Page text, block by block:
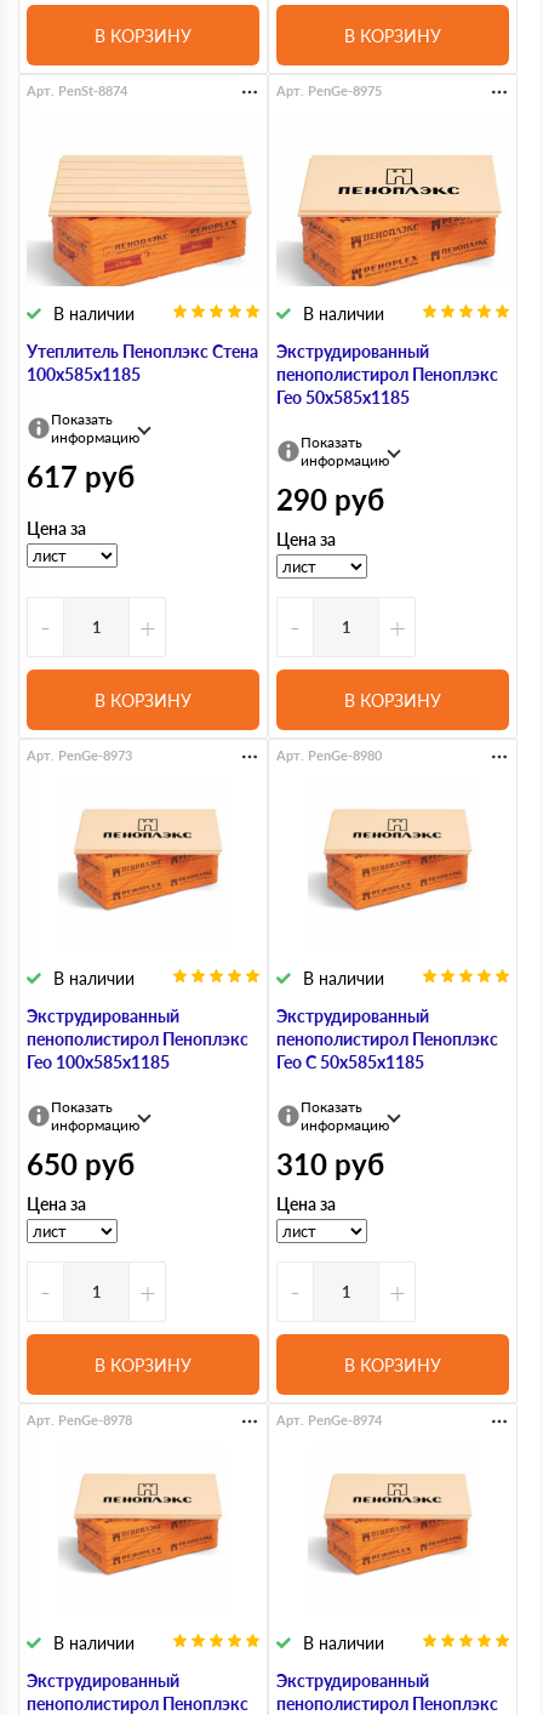
В КОРЗИНУ В КОРЗИНУ
Утеплитель Пеноплэкс Стена
100х585х1185
В наличии
Арт. PenSt-8874
Показать
информацию
617 руб
Цена за
- +
В КОРЗИНУ
Экструдированный
пенополистирол Пеноплэкс
Гео 50х585х1185
В наличии
Арт. PenGe-8975
Показать
информацию
290 руб
Цена за
- +
В КОРЗИНУ
Экструдированный
пенополистирол Пеноплэкс
Гео 100х585х1185
В наличии
Арт. PenGe-8973
Показать
информацию
650 руб
Цена за
- +
В КОРЗИНУ
Экструдированный
пенополистирол Пеноплэкс
Гео С 50х585х1185
В наличии
Арт. PenGe-8980
Показать
информацию
310 руб
Цена за
- +
В КОРЗИНУ
Экструдированный
пенополистирол Пеноплэкс
В наличии
Арт. PenGe-8978
Экструдированный
пенополистирол Пеноплэкс
В наличии
Арт. PenGe-8974